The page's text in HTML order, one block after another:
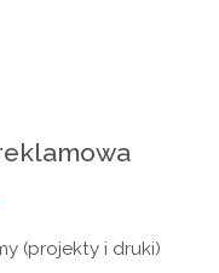
(projekty i druki)